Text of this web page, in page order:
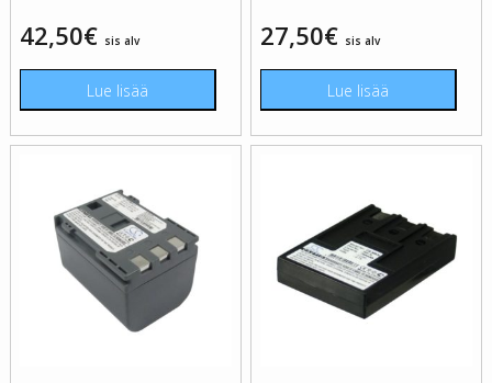
42,50€ sis alv
Lue lisää
27,50€ sis alv
Lue lisää